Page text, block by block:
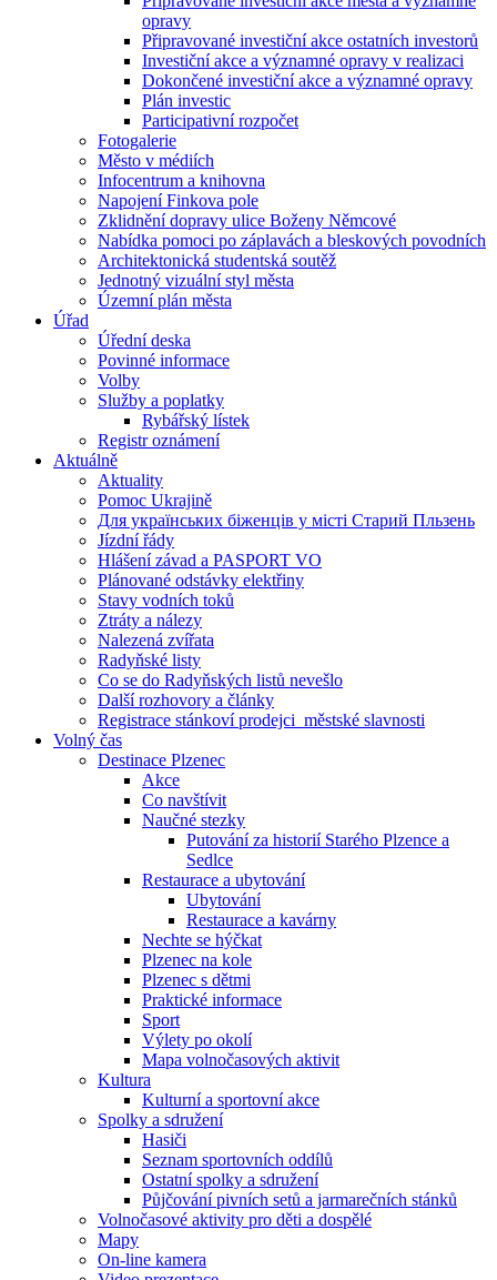
opravy
Připravované investiční akce ostatních investorů
Investiční akce a významné opravy v realizaci
Dokončené investiční akce a významné opravy
Plán investic
Participativní rozpočet
Fotogalerie
Město v médiích
Infocentrum a knihovna
Napojení Finkova pole
Zklidnění dopravy ulice Boženy Němcové
Nabídka pomoci po záplavách a bleskových povodních
Architektonická studentská soutěž
Jednotný vizuální styl města
Územní plán města
Úřad
Úřední deska
Povinné informace
Volby
Služby a poplatky
Rybářský lístek
Registr oznámení
Aktuálně
Aktuality
Pomoc Ukrajině
Для українських біженців у місті Старий Пльзень
Jízdní řády
Hlášení závad a PASPORT VO
Plánované odstávky elektřiny
Stavy vodních toků
Ztráty a nálezy
Nalezená zvířata
Radyňské listy
Co se do Radyňských listů nevešlo
Další rozhovory a články
Registrace stánkoví prodejci_městské slavnosti
Volný čas
Destinace Plzenec
Akce
Co navštívit
Naučné stezky
Putování za historií Starého Plzence a
Sedlce
Restaurace a ubytování
Ubytování
Restaurace a kavárny
Nechte se hýčkat
Plzenec na kole
Plzenec s dětmi
Praktické informace
Sport
Výlety po okolí
Mapa volnočasových aktivit
Kultura
Kulturní a sportovní akce
Spolky a sdružení
Hasiči
Seznam sportovních oddílů
Ostatní spolky a sdružení
Půjčování pivních setů a jarmarečních stánků
Volnočasové aktivity pro děti a dospělé
Mapy
On-line kamera